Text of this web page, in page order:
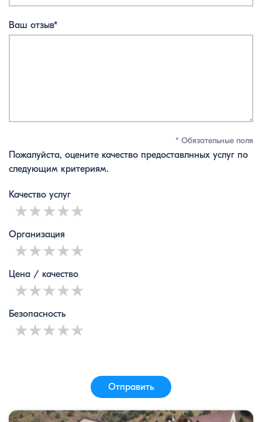
Ваш отзыв*
* Обязательные поля
Пожалуйста, оцените качество предоставлнных услуг по
следующим критериям.
Качество услуг
4 stars
3 stars
2 stars
1 star
Организация
4 stars
3 stars
2 stars
1 star
Цена / качество
4 stars
3 stars
2 stars
1 star
Безопасность
4 stars
3 stars
2 stars
1 star
Отправить